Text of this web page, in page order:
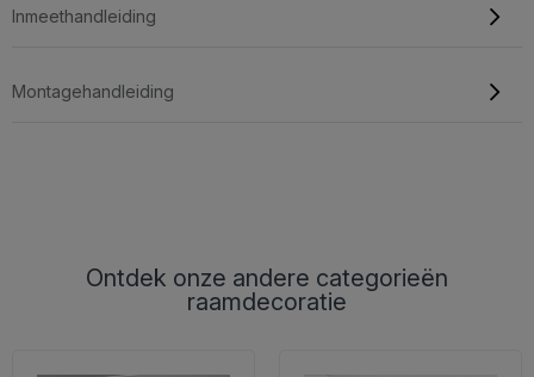
Inmeethandleiding
Montagehandleiding
Ontdek onze andere categorieën
raamdecoratie